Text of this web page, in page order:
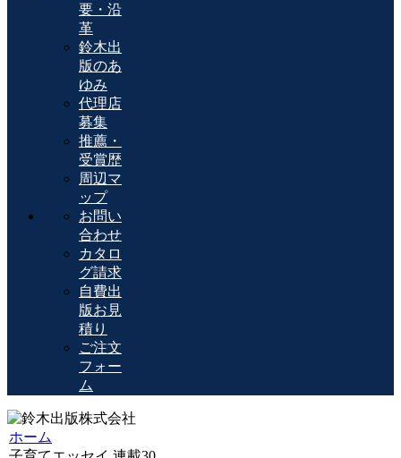
要・沿
革
鈴木出
版のあ
ゆみ
代理店
募集
推薦・
受賞歴
周辺マ
ップ
お問い
合わせ
カタロ
グ請求
自費出
版お見
積り
ご注文
フォー
ム
ホーム